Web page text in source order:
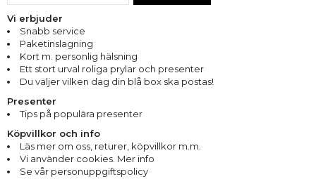
Vi erbjuder
Snabb service
Paketinslagning
Kort m. personlig hälsning
Ett stort urval roliga prylar och presenter
Du väljer vilken dag din blå box ska postas!
Presenter
Tips på populära presenter
Köpvillkor och info
Läs mer om oss returer köpvillkor m.m.
Vi använder cookies. Mer info
Se vår personuppgiftspolicy